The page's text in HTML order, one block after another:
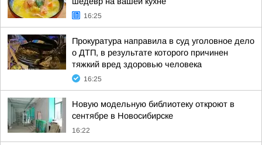
16:25
Прокуратура направила в суд уголовное дело
о ДТП, в результате которого причинен
тяжкий вред здоровью человека
16:25
Новую модельную библиотеку откроют в
сентябре в Новосибирске
16:22